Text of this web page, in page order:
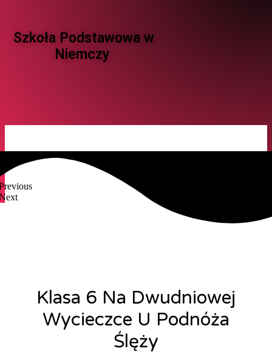
Szkoła Podstawowa w
Niemczy ​
Klasa 6 Na Dwudniowej
Wycieczce U Podnóża
Ślęży